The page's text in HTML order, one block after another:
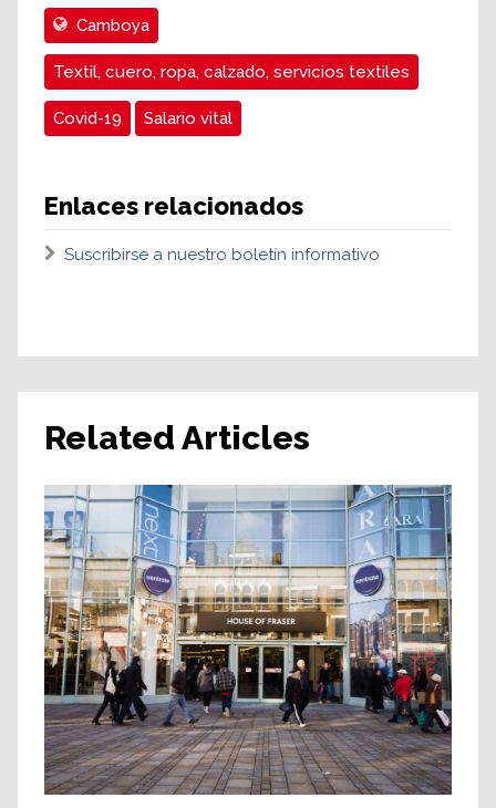
Camboya
Textil, cuero, ropa, calzado, servicios textiles
Covid-19 Salario vital
Enlaces relacionados
Suscribirse a nuestro boletín informativo
Related Articles